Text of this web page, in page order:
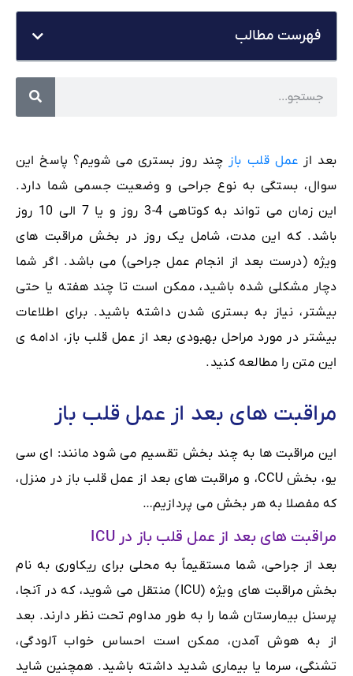
بعد از عمل قلب باز چند روز بستری می شویم؟ پاسخ این
سوال، بستگی به نوع جراحی و وضعیت جسمی شما دارد.
این زمان می تواند به کوتاهی 4-3 روز و یا 7 الی 10 روز
باشد. که این مدت، شامل یک روز در بخش مراقبت های
ویژه (درست بعد از انجام عمل جراحی) می باشد. اگر شما
دچار مشکلی شده باشید، ممکن است تا چند هفته یا حتی
بیشتر، نیاز به بستری شدن داشته باشید. برای اطلاعات
بیشتر در مورد مراحل بهبودی بعد از عمل قلب باز، ادامه ی
این متن را مطالعه کنید.
مراقبت های بعد از عمل قلب باز
این مراقبت ها به چند بخش تقسیم می شود مانند: ای سی
یو، بخش CCU، و مراقبت های بعد از عمل قلب باز در منزل،
که مفصلا به هر بخش می پردازیم…
مراقبت های بعد از عمل قلب باز در ICU
بعد از جراحی، شما مستقیماً به محلی برای ریکاوری به نام
بخش مراقبت های ویژه (ICU) منتقل می شوید، که در آنجا،
پرسنل بیمارستان شما را به طور مداوم تحت نظر دارند. بعد
از به هوش آمدن، ممکن است احساس خواب آلودگی،
تشنگی، سرما یا بیماری شدید داشته باشید. همچنین شاید
فهرست مطالب